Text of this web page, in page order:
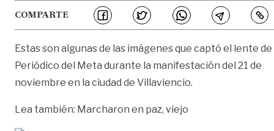
COMPARTE
Estas son algunas de las imágenes que captó el lente de
Periódico del Meta durante la manifestación del 21 de
noviembre en la ciudad de Villaviencio.
Lea también: Marcharon en paz, viejo